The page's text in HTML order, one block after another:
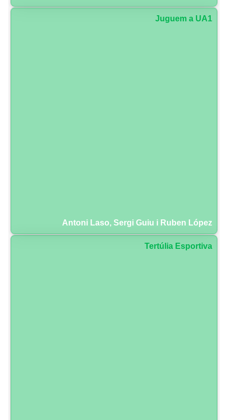
Juguem a UA1
Antoni Laso, Sergi Guiu i Ruben López
Tertúlia Esportiva